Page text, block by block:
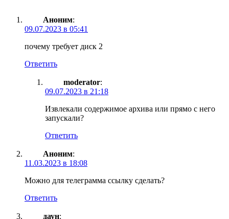
Аноним:
09.07.2023 в 05:41
почему требует диск 2
Ответить
moderator:
09.07.2023 в 21:18
Извлекали содержимое архива или прямо с него
запускали?
Ответить
Аноним:
11.03.2023 в 18:08
Можно для телеграмма ссылку сделать?
Ответить
даун: